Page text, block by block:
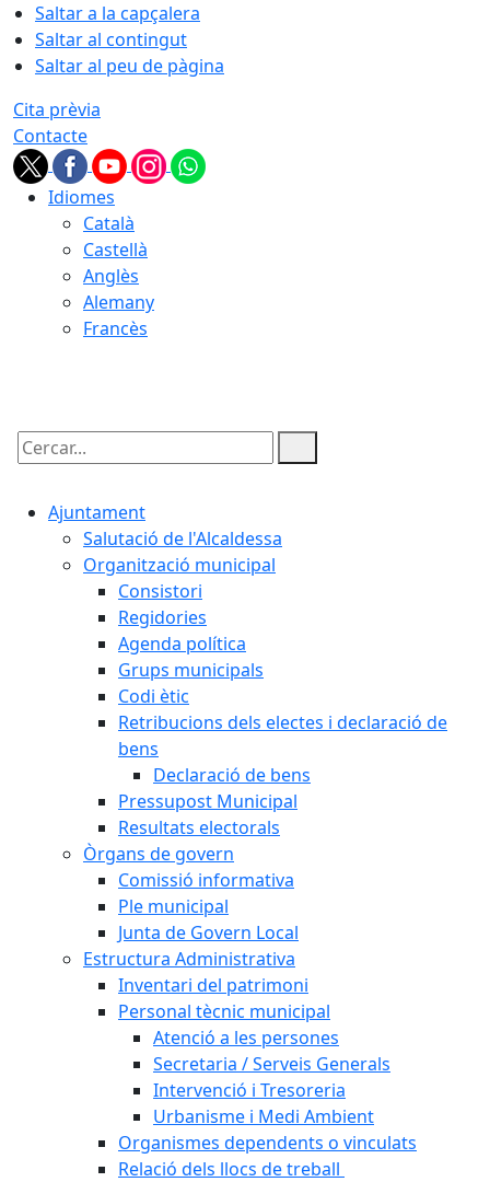
Saltar a la capçalera
Saltar al contingut
Saltar al peu de pàgina
Cita prèvia
Contacte
Idiomes
Català
Castellà
Anglès
Alemany
Francès
Cercar:
Ajuntament
Salutació de l'Alcaldessa
Organització municipal
Consistori
Regidories
Agenda política
Grups municipals
Codi ètic
Retribucions dels electes i declaració de
bens
Declaració de bens
Pressupost Municipal
Resultats electorals
Òrgans de govern
Comissió informativa
Ple municipal
Junta de Govern Local
Estructura Administrativa
Inventari del patrimoni
Personal tècnic municipal
Atenció a les persones
Secretaria / Serveis Generals
Intervenció i Tresoreria
Urbanisme i Medi Ambient
Organismes dependents o vinculats
Relació dels llocs de treball